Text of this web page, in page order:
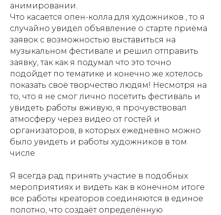
анимировании.
Что касается опен-колла для художников , то я
случайно увидел объявление о старте приёма
заявок с возможностью выставиться на
музыкальном фестивале и решил отправить
заявку, так как я подумал что это точно
подойдет по тематике и конечно же хотелось
показать своё творчество людям! Несмотря на
то, что я не смог лично посетить фестиваль и
увидеть работы вживую, я прочувствовал
атмосферу через видео от гостей и
организаторов, в которых ежедневно можно
было увидеть и работы художников в том
числе.
Я всегда рад принять участие в подобных
мероприятиях и видеть как в конечном итоге
все работы креаторов соединяются в единое
полотно, что создаёт определённую